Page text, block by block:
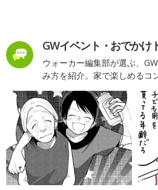
GWイベント・おでかけ
ウォーカー編集部が選ぶ、
み方を紹介。家で楽しめるコ